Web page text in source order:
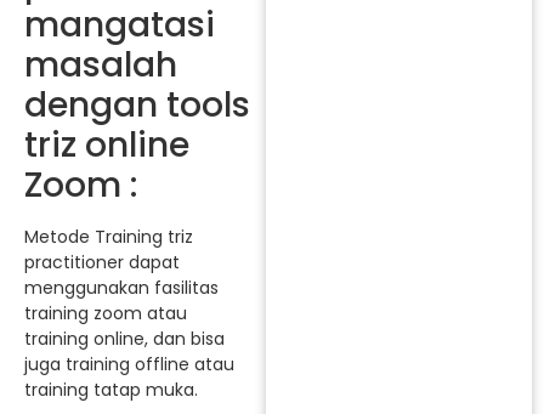
mangatasi
masalah
dengan tools
triz online
Zoom :
Metode Training triz
practitioner dapat
menggunakan fasilitas
training zoom atau
training online, dan bisa
juga training offline atau
training tatap muka.